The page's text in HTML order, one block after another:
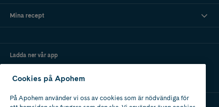
Mina recept
Ladda ner vår app
Cookies på Apohem
På Apohem använder vi oss av cookies som är nödvändiga för